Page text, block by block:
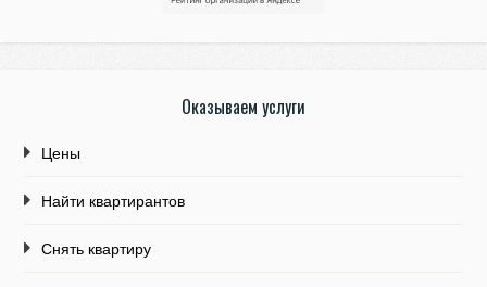
Оказываем услуги
Цены
Найти квартирантов
Снять квартиру